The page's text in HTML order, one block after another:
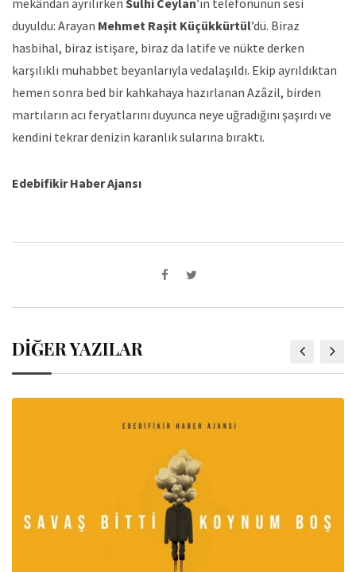
duyuldu: Arayan Mehmet Raşit Küçükkürtül’dü. Biraz
hasbihal, biraz istişare, biraz da latife ve nükte derken
karşılıklı muhabbet beyanlarıyla vedalaşıldı. Ekip ayrıldıktan
hemen sonra bed bir kahkahaya hazırlanan Azâzil, birden
martıların acı feryatlarını duyunca neye uğradığını şaşırdı ve
kendini tekrar denizin karanlık sularına bıraktı.
Edebifikir Haber Ajansı
DİĞER YAZILAR